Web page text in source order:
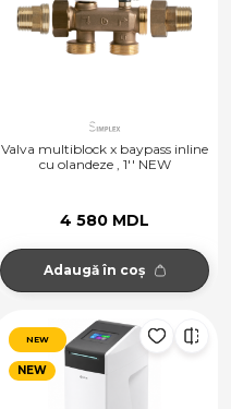
Valva multiblock x baypass inline
cu olandeze , 1'' NEW
4 580 MDL
Adaugă în coș
NEW
NEW